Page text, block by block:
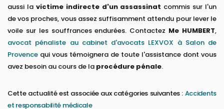
aussi la victime indirecte d'un assassinat commis sur l'un
de vos proches, vous assez suffisamment attendu pour lever le
voile sur les souffrances endurées. Contactez Me HUMBERT,
avocat pénaliste au cabinet d'avocats LEXVOX à Salon de
Provence qui vous témoignera de toute l'assistance dont vous
avez besoin au cours de la procédure pénale.
Cette actualité est associée aux catégories suivantes : Accidents
et responsabilité médicale